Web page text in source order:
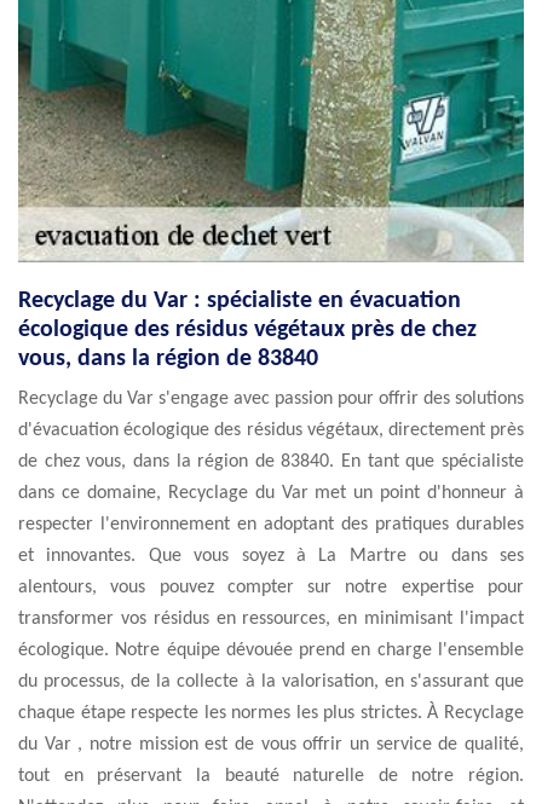
Recyclage du Var : spécialiste en évacuation
écologique des résidus végétaux près de chez
vous, dans la région de 83840
Recyclage du Var s'engage avec passion pour offrir des solutions
d'évacuation écologique des résidus végétaux, directement près
de chez vous, dans la région de 83840. En tant que spécialiste
dans ce domaine, Recyclage du Var met un point d'honneur à
respecter l'environnement en adoptant des pratiques durables
et innovantes. Que vous soyez à La Martre ou dans ses
alentours, vous pouvez compter sur notre expertise pour
transformer vos résidus en ressources, en minimisant l'impact
écologique. Notre équipe dévouée prend en charge l'ensemble
du processus, de la collecte à la valorisation, en s'assurant que
chaque étape respecte les normes les plus strictes. À Recyclage
du Var , notre mission est de vous offrir un service de qualité,
tout en préservant la beauté naturelle de notre région.